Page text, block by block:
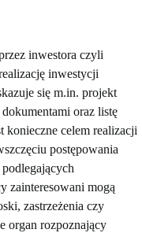
inwestora czyli
inwestycji
się m.in. projekt
oraz listę
konieczne celem realizacji
postępowania
zainteresowani mogą
zastrzeżenia czy
organ rozpoznający